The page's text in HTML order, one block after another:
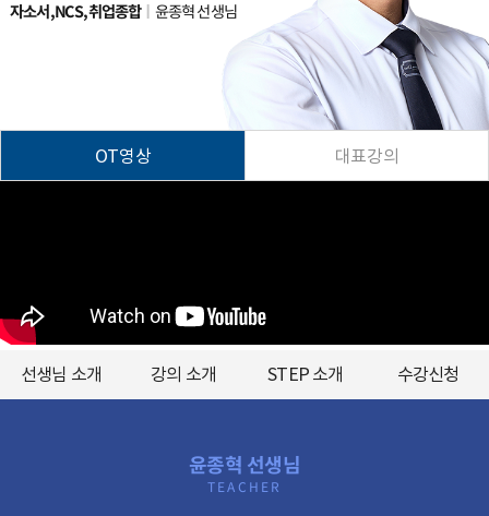
자소서,NCS,취업종합 윤종혁선생님
OT영상 대표강의
선생님 소개 강의 소개 STEP 소개 수강신청
윤종혁 선생님
TEACHER